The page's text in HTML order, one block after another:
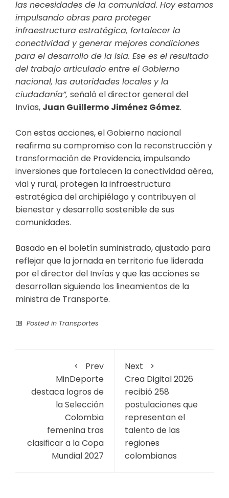
las necesidades de la comunidad. Hoy estamos
impulsando obras para proteger
infraestructura estratégica, fortalecer la
conectividad y generar mejores condiciones
para el desarrollo de la isla. Ese es el resultado
del trabajo articulado entre el Gobierno
nacional, las autoridades locales y la
ciudadanía”, señaló el director general del
Invías, Juan Guillermo Jiménez Gómez.
Con estas acciones, el Gobierno nacional
reafirma su compromiso con la reconstrucción y
transformación de Providencia, impulsando
inversiones que fortalecen la conectividad aérea,
vial y rural, protegen la infraestructura
estratégica del archipiélago y contribuyen al
bienestar y desarrollo sostenible de sus
comunidades.
Basado en el boletín suministrado, ajustado para
reflejar que la jornada en territorio fue liderada
por el director del Invías y que las acciones se
desarrollan siguiendo los lineamientos de la
ministra de Transporte.
Posted in Transportes
Prev
MinDeporte
destaca logros de
la Selección
Colombia
femenina tras
clasificar a la Copa
Mundial 2027
Next
Crea Digital 2026
recibió 258
postulaciones que
representan el
talento de las
regiones
colombianas